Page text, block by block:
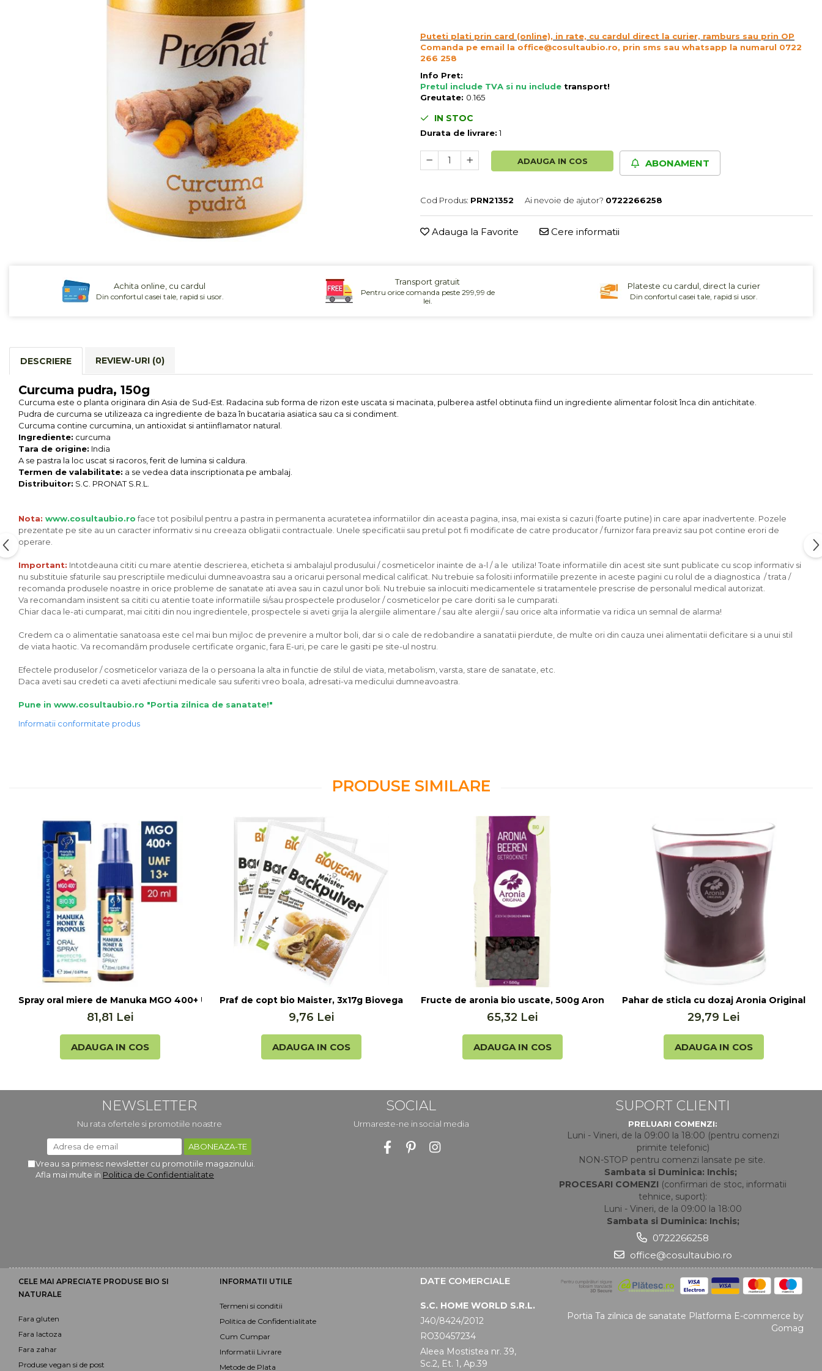
Seminte din plante oleaginoase
Cereale, fulgi din cereale, mic
Ulei, otet
Produse din carne
Sosuri, Ketchup bio
Pudre si prafuri
Supe
Conserve, Pateuri, creme
tartinabile
Masline
Leguminoase si seminte
Produse din soia
Sare si inlocuitori
Produse care inlocuiesc carnea
Unt, alternativa unt
Paine bio
Paste
Terci bio
Ciocolata
Creme
Biscuiti si napolitane
Inghetata
Seminte, fructe uscate, samburi
Mixuri, condimente si mirodenii
Condimente
Mirodenii
Maioneza bio
Pesto Bio
Semipreparate
Specialitati si produse asiatice
Puteti plati prin card (online), in rate, cu cardul direct la curier, ramburs sau prin OP
Comanda pe email la office@cosultaubio.ro, prin sms sau whatsapp la numarul 0722
266 258
Info Pret:
Pretul include TVA si nu include transport!
Greutate: 0.165
IN STOC
Durata de livrare:1
ADAUGA IN COS ABONAMENT
Cod Produs: PRN21352 Ai nevoie de ajutor? 0722266258
Adauga la Favorite Cere informatii
Achita online, cu cardul
Din confortul casei tale, rapid si usor.
Transport gratuit
Pentru orice comanda peste 299,99 de
lei.
Plateste cu cardul, direct la curier
Din confortul casei tale, rapid si usor.
DESCRIERE REVIEW-URI (0)
Curcuma pudra, 150g
Curcuma este o planta originara din Asia de Sud-Est. Radacina sub forma de rizon este uscata si macinata, pulberea astfel obtinuta fiind un ingrediente alimentar folosit înca din antichitate.
Pudra de curcuma se utilizeaza ca ingrediente de baza în bucataria asiatica sau ca si condiment.
Curcuma contine curcumina, un antioxidat si antiinflamator natural.
Ingrediente: curcuma
Tara de origine: India
A se pastra la loc uscat si racoros, ferit de lumina si caldura.
Termen de valabilitate: a se vedea data inscriptionata pe ambalaj.
Distribuitor: S.C. PRONAT S.R.L.
Nota: www.cosultaubio.roface tot posibilul pentru a pastra in permanenta acuratetea informatiilor din aceasta pagina, insa, mai exista si cazuri (foarte putine) in care apar inadvertente. Pozele
prezentate pe site au un caracter informativ si nu creeaza obligatii contractuale. Unele specificatii sau pretul pot fi modificate de catre producator / furnizor fara preaviz sau pot contine erori de
operare.
Important: Intotdeauna cititi cu mare atentie descrierea, eticheta si ambalajul produsului / cosmeticelor inainte de a-l / a le utiliza! Toate informatiile din acest site sunt publicate cu scop informativ si
nu substituie sfaturile sau prescriptiile medicului dumneavoastra sau a oricarui personal medical calificat. Nu trebuie sa folositi informatiile prezente in aceste pagini cu rolul de a diagnostica / trata /
recomanda produsele noastre in orice probleme de sanatate ati avea sau in cazul unor boli. Nu trebuie sa inlocuiti medicamentele si tratamentele prescrise de personalul medical autorizat.
Va recomandam insistent sa cititi cu atentie toate informatiile si/sau prospectele produselor / cosmeticelor pe care doriti sa le cumparati.
Chiar daca le-ati cumparat, mai cititi din nou ingredientele, prospectele si aveti grija la alergiile alimentare / sau alte alergii / sau orice alta informatie va ridica un semnal de alarma!
Credem ca o alimentatie sanatoasa este cel mai bun mijloc de prevenire a multor boli, dar si o cale de redobandire a sanatatii pierdute, de multe ori din cauza unei alimentatii deficitare si a unui stil
de viata haotic. Va recomandăm produsele certificate organic, fara E-uri, pe care le gasiti pe site-ul nostru.
Efectele produselor / cosmeticelor variaza de la o persoana la alta in functie de stilul de viata, metabolism, varsta, stare de sanatate, etc.
Daca aveti sau credeti ca aveti afectiuni medicale sau suferiti vreo boala, adresati-va medicului dumneavoastra.
Pune in www.cosultaubio.ro "Portia zilnica de sanatate!"
Informatii conformitate produs
PRODUSE SIMILARE
Spray oral miere de Manuka MGO 400+ UMF 13+ cu Propolis (20ml)
81,81 Lei
ADAUGA IN COS
Praf de copt bio Maister, 3x17g Biovegan
9,76 Lei
ADAUGA IN COS
Fructe de aronia bio uscate, 500g Aronia Original
65,32 Lei
ADAUGA IN COS
Pahar de sticla cu dozaj Aronia Original
29,79 Lei
ADAUGA IN COS
NEWSLETTER
Nu rata ofertele si promotiile noastre
Vreau sa primesc newsletter cu promotiile magazinului.
Afla mai multe in Politica de Confidentialitate
SOCIAL
Urmareste-ne in social media
SUPORT CLIENTI
PRELUARI COMENZI:
Luni - Vineri, de la 09:00 la 18:00 (pentru comenzi
primite telefonic)
NON-STOP pentru comenzi lansate pe site.
Sambata si Duminica: Inchis;
PROCESARI COMENZI (confirmari de stoc, informatii
tehnice, suport):
Luni - Vineri, de la 09:00 la 18:00
Sambata si Duminica: Inchis;
0722266258
office@cosultaubio.ro
CELE MAI APRECIATE PRODUSE BIO SI
NATURALE
Fara gluten
Fara lactoza
Fara zahar
Produse vegan si de post
INFORMATII UTILE
Termeni si conditii
Politica de Confidentialitate
Cum Cumpar
Informatii Livrare
Metode de Plata
DATE COMERCIALE
S.C. HOME WORLD S.R.L.
J40/8424/2012
RO30457234
Aleea Mostistea nr. 39,
Sc.2, Et. 1, Ap.39
Portia Ta zilnica de sanatate Platforma E-commerce by
Gomag